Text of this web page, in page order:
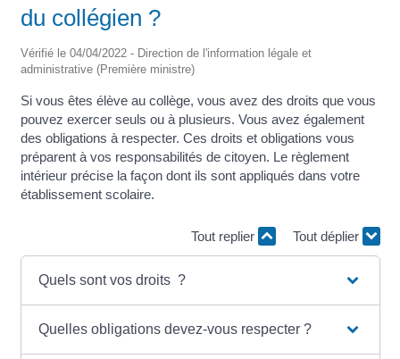
du collégien ?
Vérifié le 04/04/2022 - Direction de l'information légale et
administrative (Première ministre)
Si vous êtes élève au collège, vous avez des droits que vous
pouvez exercer seuls ou à plusieurs. Vous avez également
des obligations à respecter. Ces droits et obligations vous
préparent à vos responsabilités de citoyen. Le règlement
intérieur précise la façon dont ils sont appliqués dans votre
établissement scolaire.
Tout replier Tout déplier
Quels sont vos droits ?
Quelles obligations devez-vous respecter ?